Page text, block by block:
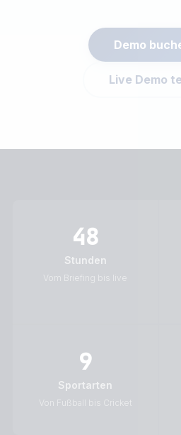
Demo
Live Demo
48
Stunden
Vom Briefing bis live
9
Sportarten
Von Fußball bis Cricket